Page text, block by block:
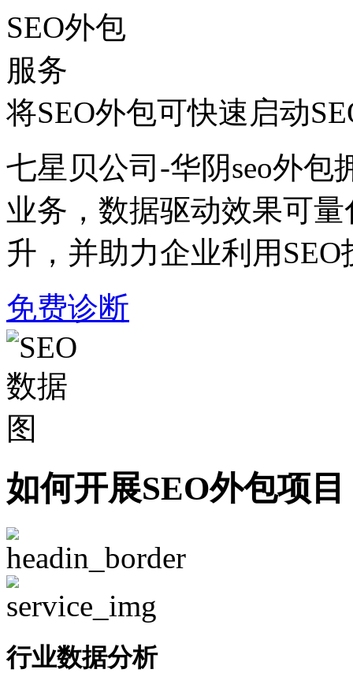
将SEO外包可快速启动
七星贝公司-华阴seo外包
业务，数据驱动效果可
升，并助力企业利用
免费诊断
如何开展SEO外包项目
行业数据分析